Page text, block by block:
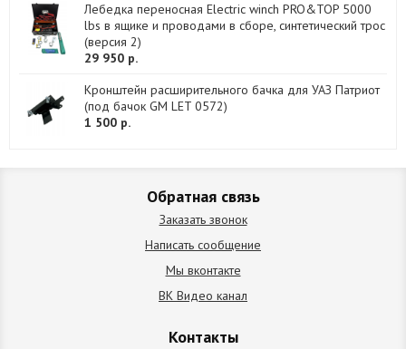
Лебедка переносная Electric winch PRO&TOP 5000
lbs в ящике и проводами в сборе, синтетический трос
(версия 2)
29 950 р.
Кронштейн расширительного бачка для УАЗ Патриот
(под бачок GM LET 0572)
1 500 р.
Обратная связь
Заказать звонок
Написать сообщение
Мы вконтакте
ВК Видео канал
Контакты